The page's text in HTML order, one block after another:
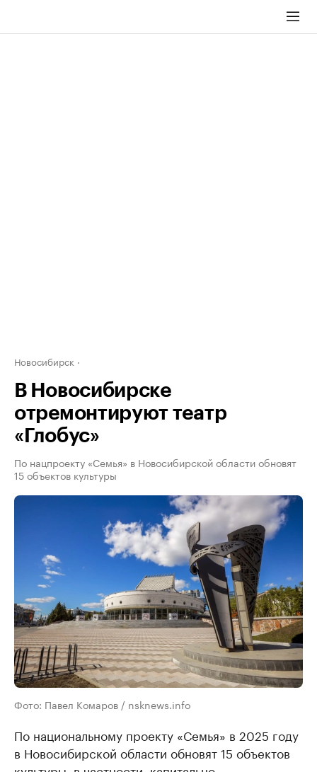
Новосибирск
В Новосибирске
отремонтируют театр
«Глобус»
По нацпроекту «Семья» в Новосибирской области обновят
15 объектов культуры
Фото: Павел Комаров / nsknews.info
По национальному проекту «Семья» в 2025 году
в Новосибирской области обновят 15 объектов